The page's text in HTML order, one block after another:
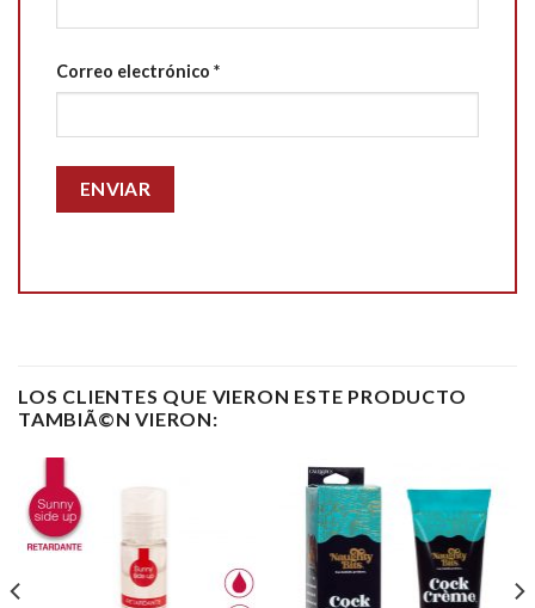
Correo electrónico *
LOS CLIENTES QUE VIERON ESTE PRODUCTO
TAMBIÃ©N VIERON: